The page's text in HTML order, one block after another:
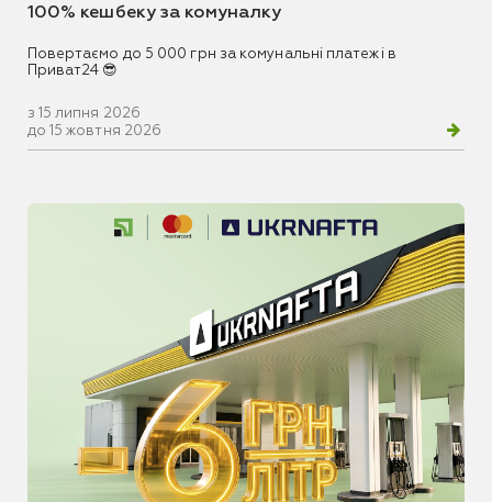
100% кешбеку за комуналку
Повертаємо до 5 000 грн за комунальні платежі в
Приват24 😎
з 15 липня 2026
до 15 жовтня 2026